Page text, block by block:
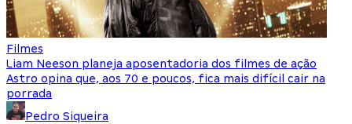
Filmes
Liam Neeson planeja aposentadoria dos filmes de ação
Astro opina que, aos 70 e poucos, fica mais difícil cair na
porrada
Pedro Siqueira